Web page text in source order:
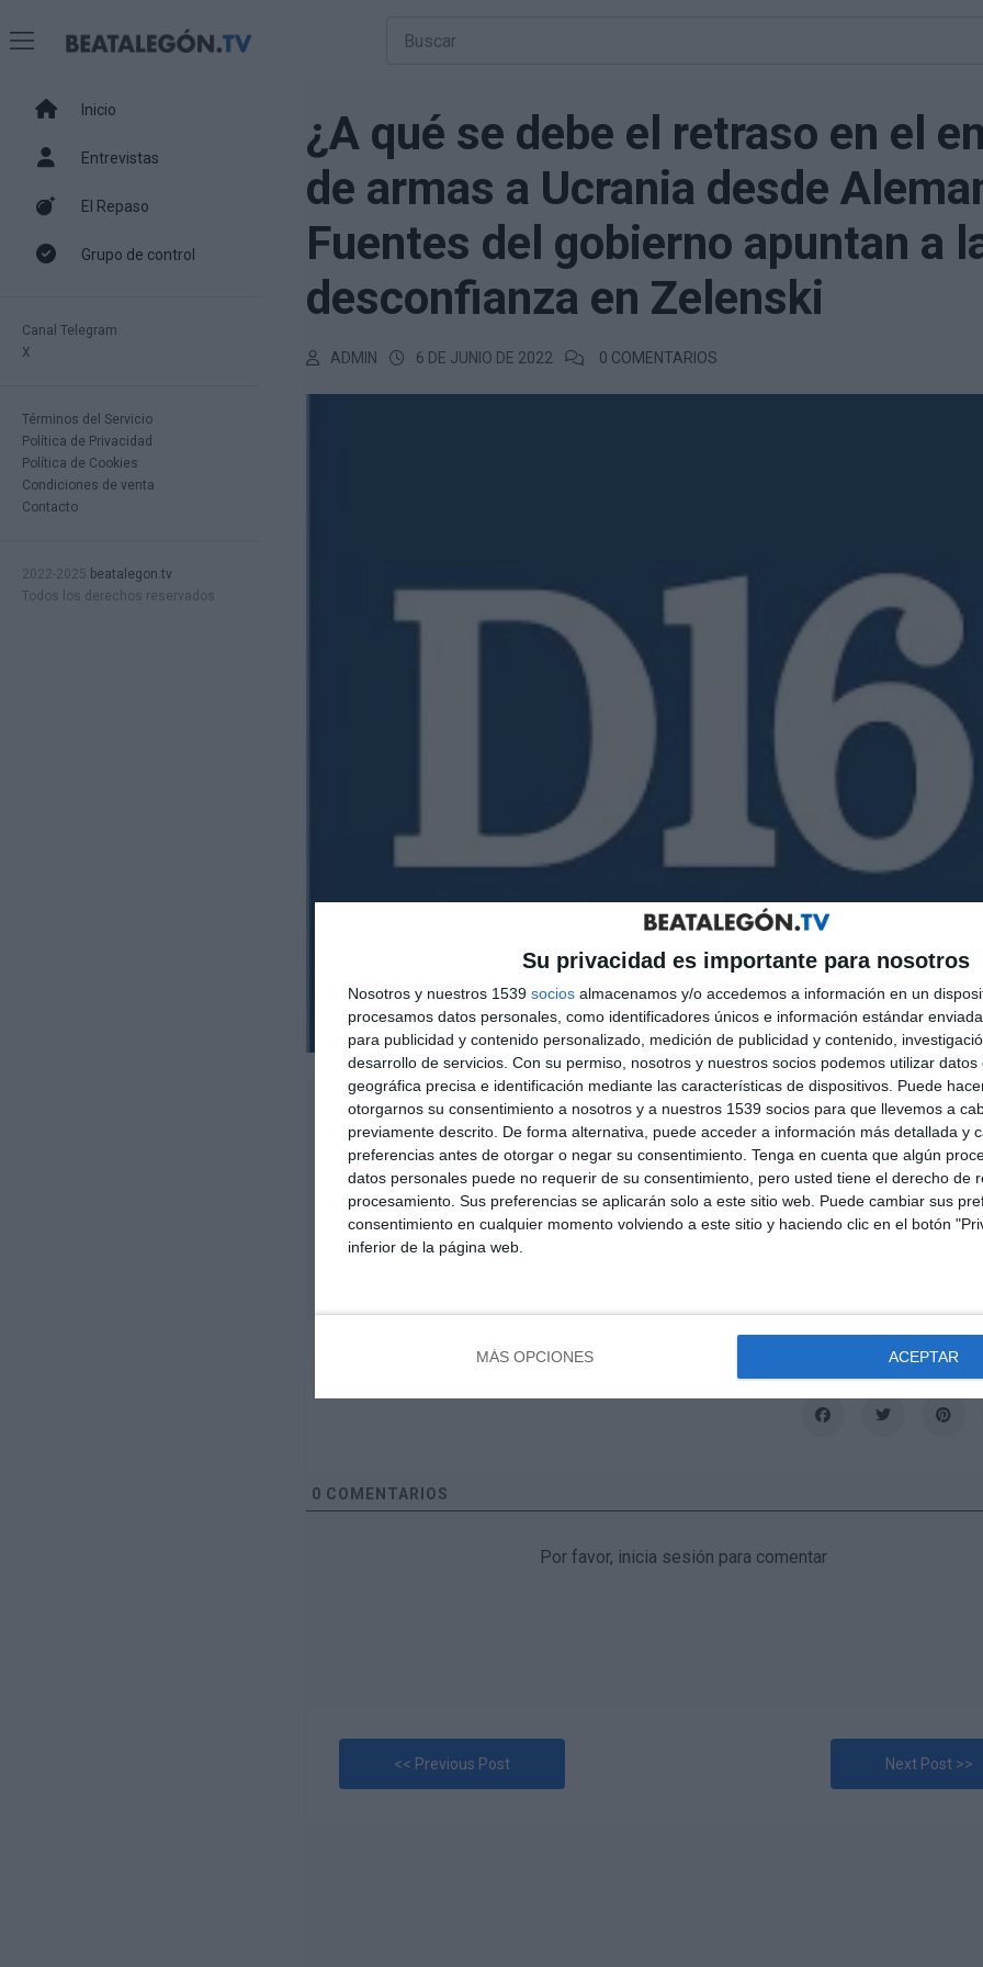
Su privacidad es importante para nosotros
Nosotros y nuestros 1539 socios almacenamos y/o accedemos a información en un
procesamos datos personales, como identificadores únicos e información estándar
para publicidad y contenido personalizado, medición de publicidad y contenido,
desarrollo de servicios. Con su permiso, nosotros y nuestros socios podemos utilizar datos
geográfica precisa e identificación mediante las características de dispositivos. Puede
otorgarnos su consentimiento a nosotros y a nuestros 1539 socios para que llevemos a
previamente descrito. De forma alternativa, puede acceder a información más detallada y
preferencias antes de otorgar o negar su consentimiento. Tenga en cuenta que algún
datos personales puede no requerir de su consentimiento, pero usted tiene el derecho de
procesamiento. Sus preferencias se aplicarán solo a este sitio web. Puede cambiar sus
consentimiento en cualquier momento volviendo a este sitio y haciendo clic en el botón
inferior de la página web.
MÁS OPCIONES ACEPTAR
Inicio
Entrevistas
El Repaso
Grupo de control
Canal Telegram
X
Términos del Servicio
Política de Privacidad
Política de Cookies
Condiciones de venta
Contacto
2022-2025 beatalegon.tv
Todos los derechos reservados
¿A qué se debe el retraso en el
de armas a Ucrania desde
Fuentes del gobierno apuntan a
desconfianza en Zelenski
ADMIN 6 DE JUNIO DE 2022 0 COMENTARIOS
L
os envíos de armas se posponen, se retrasan, no se especifican y desde luego no
contento al gobierno de Kiev en lo que a Alemania se refiere.
Precisamente un interesante reportaje publicado en el diario Dier Spiegel explica
razones podría haber detrás, basándose en la información dada por fuentes del
Gobierno de Scholz. La razón podría hallarse en la desconfianza haciaZelenski y las
que podría tomar con estos tanques. Alemania no quiere verlos en territorio ruso.
Por favor, inicia sesión para comentar
0 COMENTARIOS
<< Previous Post Next Post >>